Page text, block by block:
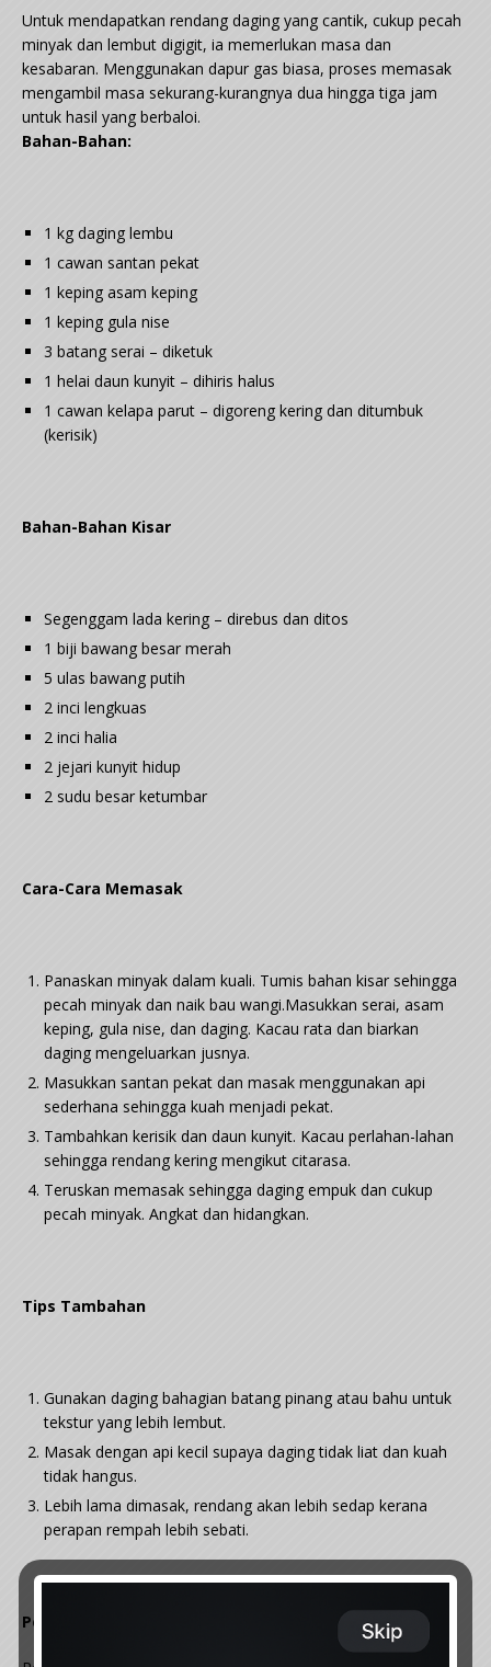
Untuk mendapatkan rendang daging yang cantik, cukup pecah
minyak dan lembut digigit, ia memerlukan masa dan
kesabaran. Menggunakan dapur gas biasa, proses memasak
mengambil masa sekurang-kurangnya dua hingga tiga jam
untuk hasil yang berbaloi.
Bahan-Bahan:
1 kg daging lembu
1 cawan santan pekat
1 keping asam keping
1 keping gula nise
3 batang serai – diketuk
1 helai daun kunyit – dihiris halus
1 cawan kelapa parut – digoreng kering dan ditumbuk
(kerisik)
Bahan-Bahan Kisar
Segenggam lada kering – direbus dan ditos
1 biji bawang besar merah
5 ulas bawang putih
2 inci lengkuas
2 inci halia
2 jejari kunyit hidup
2 sudu besar ketumbar
Cara-Cara Memasak
Panaskan minyak dalam kuali. Tumis bahan kisar sehingga
pecah minyak dan naik bau wangi.Masukkan serai, asam
keping, gula nise, dan daging. Kacau rata dan biarkan
daging mengeluarkan jusnya.
Masukkan santan pekat dan masak menggunakan api
sederhana sehingga kuah menjadi pekat.
Tambahkan kerisik dan daun kunyit. Kacau perlahan-lahan
sehingga rendang kering mengikut citarasa.
Teruskan memasak sehingga daging empuk dan cukup
pecah minyak. Angkat dan hidangkan.
Tips Tambahan
Gunakan daging bahagian batang pinang atau bahu untuk
tekstur yang lebih lembut.
Masak dengan api kecil supaya daging tidak liat dan kuah
tidak hangus.
Lebih lama dimasak, rendang akan lebih sedap kerana
perapan rempah lebih sebati.
Penutup